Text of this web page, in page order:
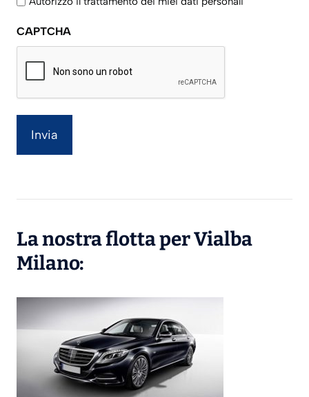
privacy
CAPTCHA
La nostra flotta per Vialba
Milano: